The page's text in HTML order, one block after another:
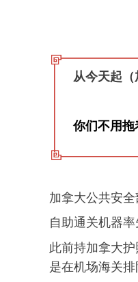
从今天起（
你们不用
加拿大公共安
自助通关机器率
此前持加拿大
是在机场海关排